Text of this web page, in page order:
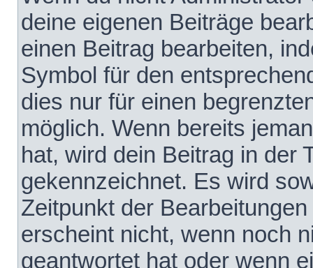
deine eigenen Beiträge
einen Beitrag bearbeiten,
Symbol für den
dies nur für einen
möglich. Wenn bereits
hat, wird dein Beitrag in der
gekennzeichnet. Es wird
Zeitpunkt der
erscheint nicht, wenn noch
geantwortet hat oder wenn